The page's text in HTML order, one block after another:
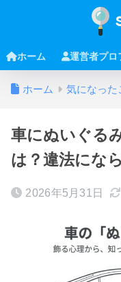
ホーム 運営者プロ
ホーム 気になった
車にぬいぐる
は？違法にな
2026年5月31日